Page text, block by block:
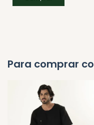
Para comprar